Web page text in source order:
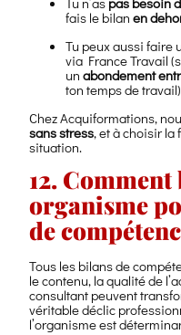
fais le bilanen
Tu peux aussi faire
via France Travail
unabondement
ton temps de
Chez Acquiformations,
sans stress, et à choisir la
situation.
12.
organisme
de
Tous les bilans de
le contenu, la qualité de
consultant peuvent
véritable déclic
l’organisme est